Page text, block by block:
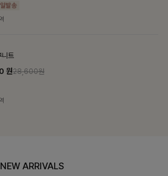
NEW ARRIVALS